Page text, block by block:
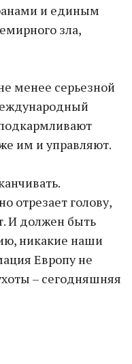
и единым
зла,
менее серьезной
им и управляют.
отрезает голову,
И должен быть
никакие наши
Европу не
– сегодняшняя